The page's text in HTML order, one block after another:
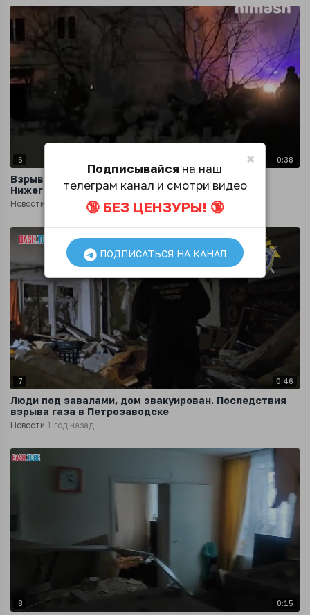
6 0:38
Взрыв газа в двухэтажке в Богородске
Нижегородской области
Новости 1 год назад
7 0:46
Люди под завалами, дом эвакуирован. Последствия
взрыва газа в Петрозаводске
Новости 1 год назад
8 0:15
×
Подписывайся на наш
телеграм канал и смотри видео
🔞 БЕЗ ЦЕНЗУРЫ! 🔞
ПОДПИСАТЬСЯ НА КАНАЛ